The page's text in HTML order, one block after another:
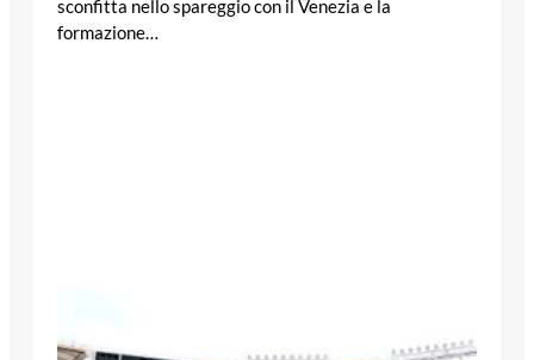
sconfitta nello spareggio con il Venezia e la
formazione…